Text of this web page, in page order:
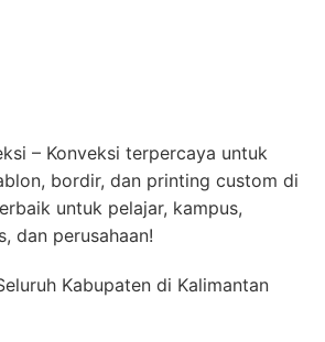
– Konveksi terpercaya untuk
bordir, dan printing custom di
untuk pelajar, kampus,
dan perusahaan!
Kabupaten di Kalimantan